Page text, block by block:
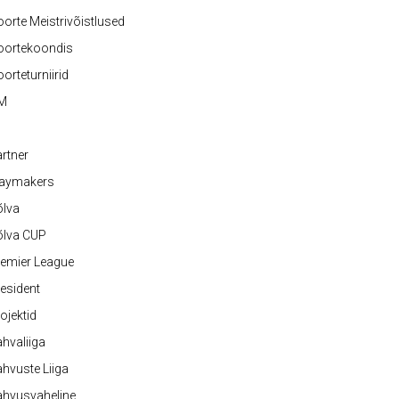
Meistrivõistlused
CUP
League
Liiga